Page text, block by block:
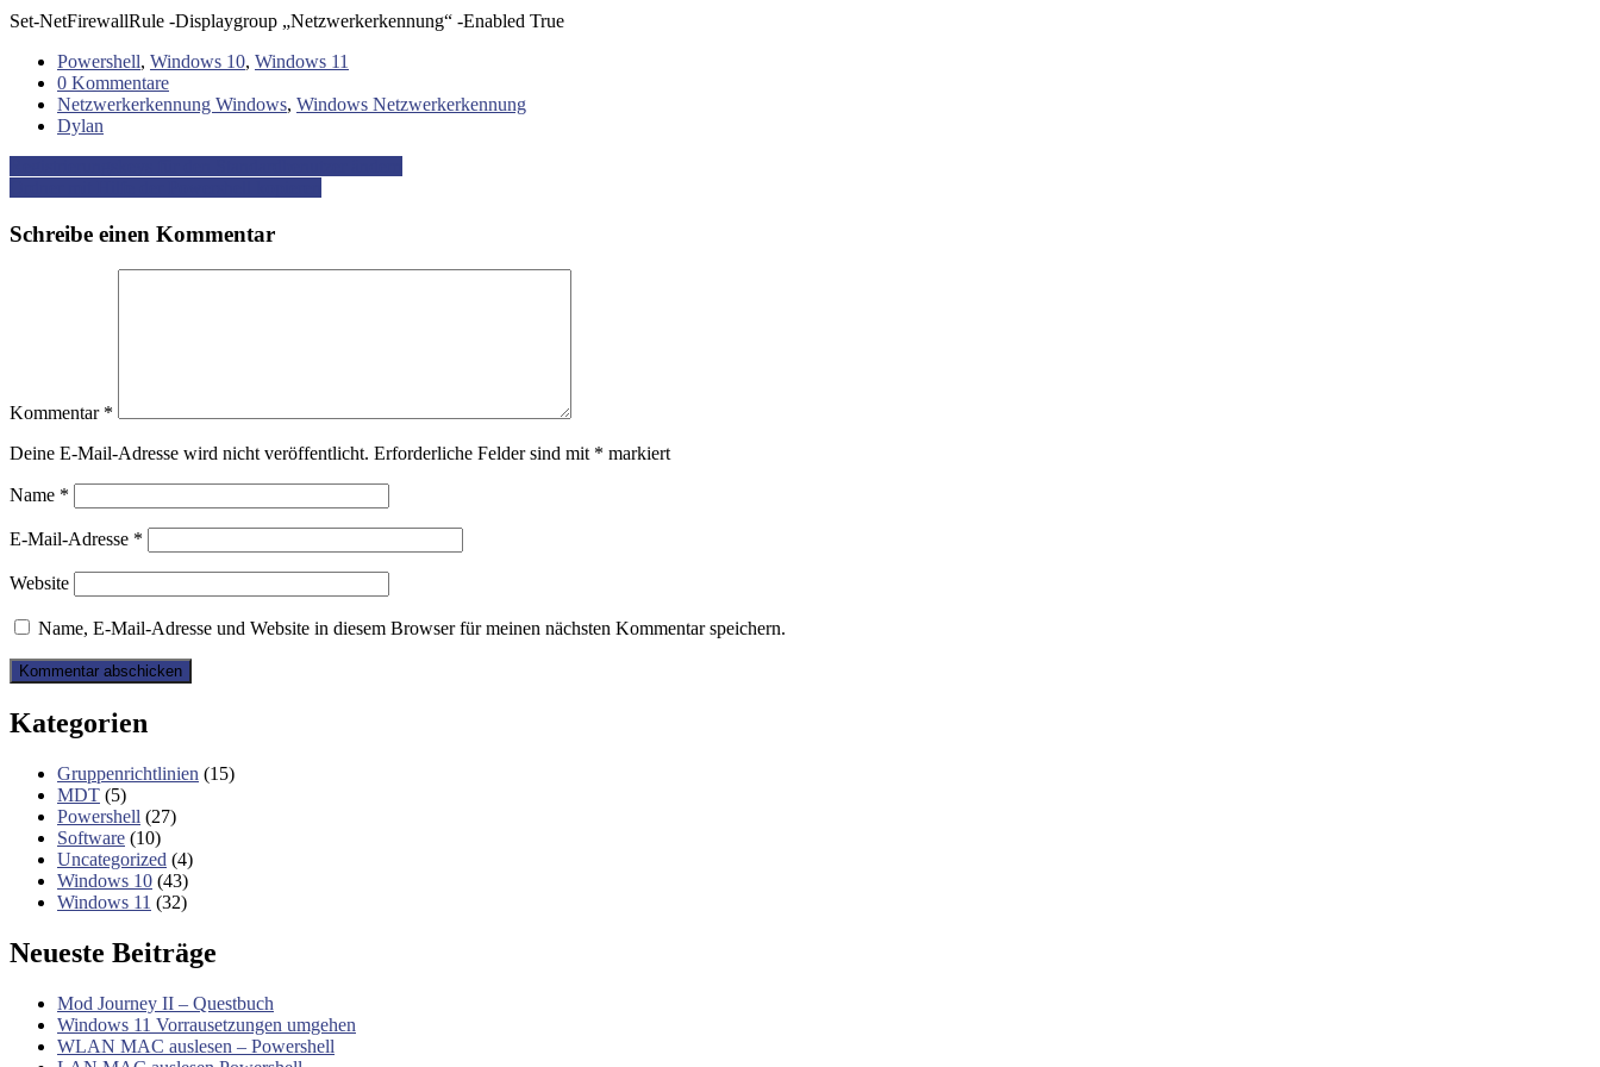
Set-NetFirewallRule -Displaygroup „Netzwerkerkennung“ -Enabled True
Powershell, Windows 10, Windows 11
0 Kommentare
Netzwerkerkennung Windows, Windows Netzwerkerkennung
Dylan
Navigation
Schreibe einen Kommentar
Kommentar *
Deine E-Mail-Adresse wird nicht veröffentlicht. Erforderliche Felder sind mit * markiert
Name *
E-Mail-Adresse *
Website
Name, E-Mail-Adresse und Website in diesem Browser für meinen nächsten Kommentar speichern.
Kategorien
Gruppenrichtlinien (15)
MDT (5)
Powershell (27)
Software (10)
Uncategorized (4)
Windows 10 (43)
Windows 11 (32)
Neueste Beiträge
Mod Journey II – Questbuch
Windows 11 Vorrausetzungen umgehen
WLAN MAC auslesen – Powershell